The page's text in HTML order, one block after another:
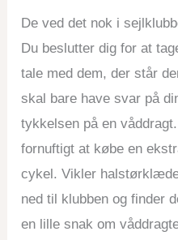
De ved det nok i
Du beslutter dig for at
tale med dem, der står
skal bare have svar på
tykkelsen på en
fornuftigt at købe en
cykel. Vikler
ned til klubben og finder
en lille snak om